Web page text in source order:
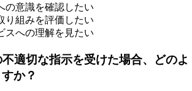
の意識を確認したい
り組みを評価したい
スへの理解を見たい
適切な指示を受けた場合、どのよ
か？